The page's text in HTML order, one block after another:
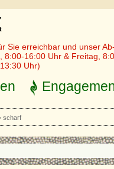
Sie erreichbar und unser
8:00-16:00 Uhr & Freitag,
Uhr)
scharf